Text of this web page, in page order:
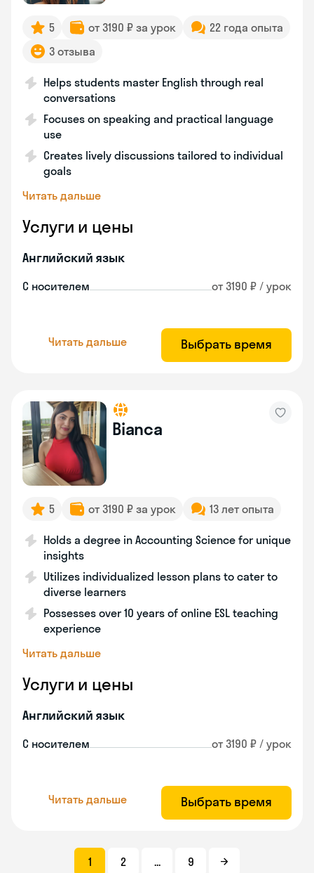
5 от 3190 ₽ за урок
22 года опыта
3 отзыва
Helps students master English through real
conversations
Focuses on speaking and practical language
use
Creates lively discussions tailored to individual
goals
Читать дальше
Услуги и цены
Английский язык
С носителем от 3190 ₽ / урок
Читать дальше Выбрать время
Bianca
5 от 3190 ₽ за урок 13 лет опыта
Holds a degree in Accounting Science for unique
insights
Utilizes individualized lesson plans to cater to
diverse learners
Possesses over 10 years of online ESL teaching
experience
Читать дальше
Услуги и цены
Английский язык
С носителем от 3190 ₽ / урок
Читать дальше Выбрать время
1 2 ... 9